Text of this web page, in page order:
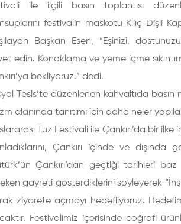
ile ilgili basın toplantısı
festivalin maskotu Kılıç Dişli
Başkan Esen, “Eşinizi, dostunuzu
edin. Konaklama ve yeme içme
bekliyoruz.” dedi.
Tesis’te düzenlenen kahvaltıda basın
alanında tanıtımı için daha neler
Tuz Festivali ile Çankırı’da bir
Çankırı içinde ve
Çankırı’dan geçtiği tarihleri baz
gayreti gösterdiklerini söyleyerek
ziyarete açmayı hedefliyoruz.
Festivalimiz içerisinde coğrafi